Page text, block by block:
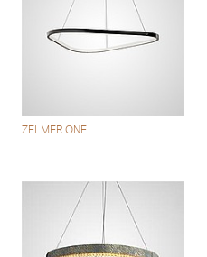
ZELMER ONE